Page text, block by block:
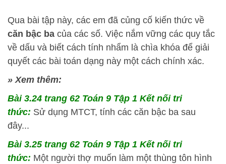
Qua bài tập này, các em đã củng cố kiến thức về
căn bậc ba của các số. Việc nắm vững các quy tắc
về dấu và biết cách tính nhẩm là chìa khóa để giải
quyết các bài toán dạng này một cách chính xác.
» Xem thêm:
Bài 3.24 trang 62 Toán 9 Tập 1 Kết nối tri
thức: Sử dụng MTCT, tính các căn bậc ba sau
đây...
Bài 3.25 trang 62 Toán 9 Tập 1 Kết nối tri
thức: Một người thợ muốn làm một thùng tôn hình